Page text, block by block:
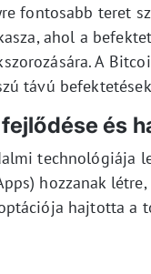
fontosabb teret
ahol a
A
távú
és
technológiája
hozzanak
hajtotta